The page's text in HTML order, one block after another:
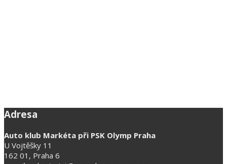
Adresa
Auto klub Markéta při PSK Olymp Praha
U Vojtěšky 11
162 01, Praha 6